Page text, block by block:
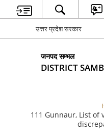
उत्तर प्रदेश सरकार
जनपद सम्भल
DISTRICT
111 Gunnaur, List